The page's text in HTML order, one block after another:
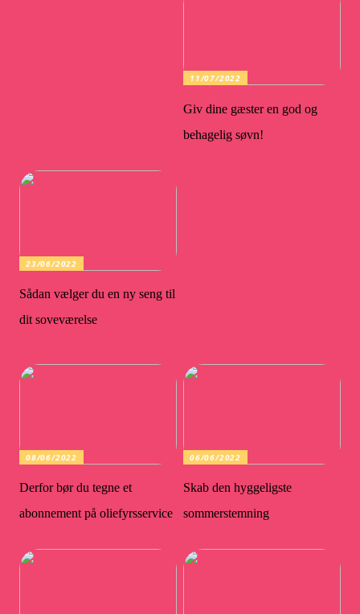
11/07/2022
Giv dine gæster en god og
behagelig søvn!
23/06/2022
Sådan vælger du en ny seng til
dit soveværelse
08/06/2022
Derfor bør du tegne et
abonnement på oliefyrsservice
06/06/2022
Skab den hyggeligste
sommerstemning